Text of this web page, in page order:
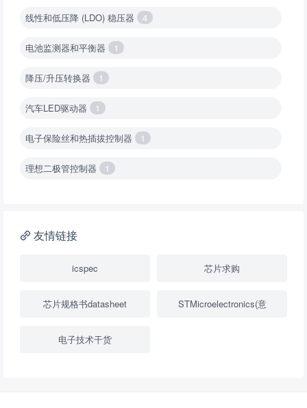
线性和低压降 (LDO) 稳压器 4
电池监测器和平衡器 1
降压/升压转换器 1
汽车LED驱动器 1
电子保险丝和热插拔控制器 1
理想二极管控制器 1
降压转换器（继承开关）
USB隔离器 1
友情链接
icspec 芯片求购
芯片规格书datasheet STMicroelectronics(意
电子技术干货